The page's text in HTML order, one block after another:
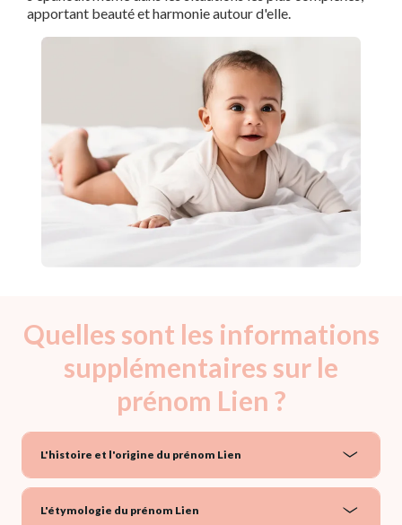
apportant beauté et harmonie autour d'elle.
Quelles sont les informations
supplémentaires sur le
prénom Lien ?
L'histoire et l'origine du prénom Lien
L'étymologie du prénom Lien